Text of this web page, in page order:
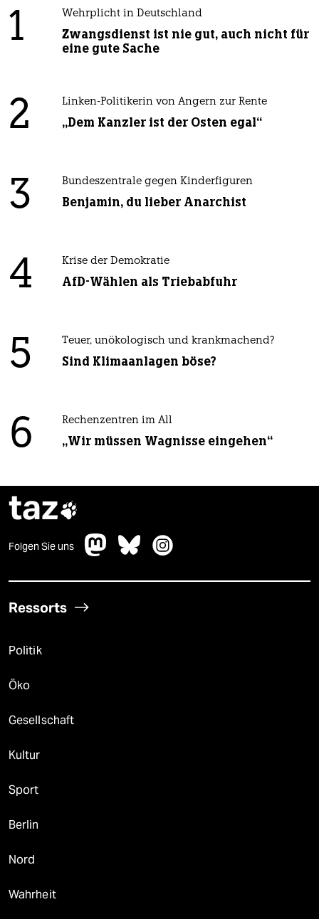
1 Wehrplicht in Deutschland
Zwangsdienst ist nie gut, auch nicht für
eine gute Sache
2 Linken-Politikerin von Angern zur Rente
„Dem Kanzler ist der Osten egal“
3 Bundeszentrale gegen Kinderfiguren
Benjamin, du lieber Anarchist
4 Krise der Demokratie
AfD-Wählen als Triebabfuhr
5 Teuer, unökologisch und krankmachend?
Sind Klimaanlagen böse?
6 Rechenzentren im All
„Wir müssen Wagnisse eingehen“
taz
Folgen Sie uns
Ressorts
Politik
Öko
Gesellschaft
Kultur
Sport
Berlin
Nord
Wahrheit